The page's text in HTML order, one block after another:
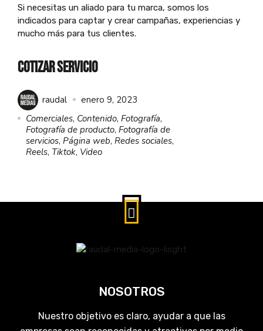
Si necesitas un aliado para tu marca, somos los
indicados para captar y crear campañas, experiencias y
mucho más para tus clientes.
COTIZAR SERVICIO
raudal
enero 9, 2023
Comerciales, Contenido, Fotografía,
Fotografía de producto, Fotografía de
servicios, Página web, Redes sociales,
Reels, Tiktok, Video
NOSOTROS
Nuestro objetivo es claro, ayudar a que las